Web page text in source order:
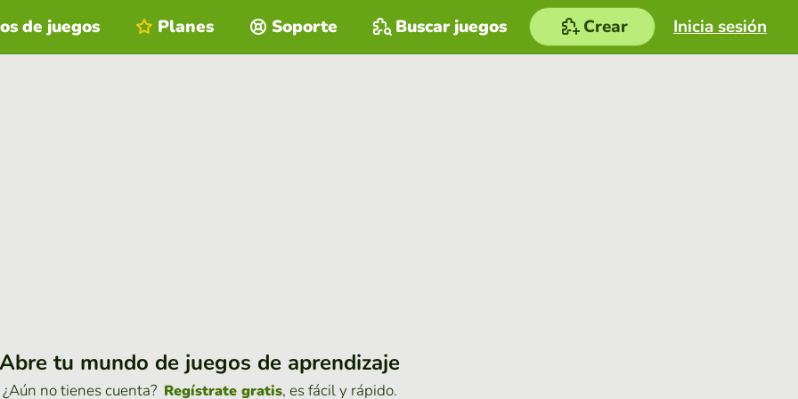
Inicia sesión
de juegos Planes Soporte Buscar juegos Crear
Abre tu mundo de juegos de aprendizaje
¿Aún no tienes cuenta? Regístrate gratis, es fácil y rápido.